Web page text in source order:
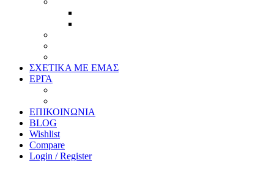
ΣΧΕΤΙΚΑ ΜΕ ΕΜΑΣ
ΕΡΓΑ
ΕΠΙΚΟΙΝΩΝΙΑ
BLOG
Wishlist
Compare
Login / Register